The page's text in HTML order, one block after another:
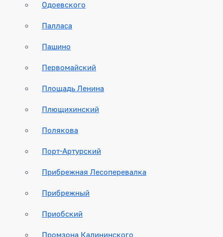
Одоевского
Палласа
Пашино
Первомайский
Площадь Ленина
Плющихинский
Полякова
Порт-Артурский
Прибрежная Лесоперевалка
Прибрежный
Приобский
Промзона Калининского